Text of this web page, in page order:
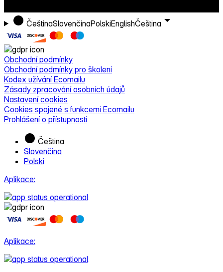
ČeštinaSlovenčinaPolskiEnglishČeština
Obchodní podmínky
Obchodní podmínky pro školení
Kodex užívání Ecomailu
Zásady zpracování osobních údajů
Nastavení cookies
Cookies spojené s funkcemi Ecomailu
Prohlášení o přístupnosti
Čeština
Slovenčina
Polski
Aplikace:
Aplikace: